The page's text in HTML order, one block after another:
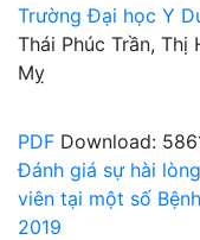
Trường Đại học Y
Thái Phúc Trần, Thị
Mỵ
PDF Download:
Đánh giá sự hài
viên tại một số
2019